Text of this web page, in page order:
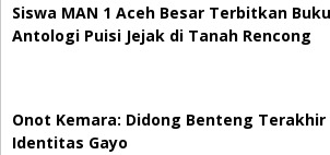
Siswa MAN 1 Aceh Besar Terbitkan Buku
Antologi Puisi Jejak di Tanah Rencong
Onot Kemara: Didong Benteng Terakhir
Identitas Gayo